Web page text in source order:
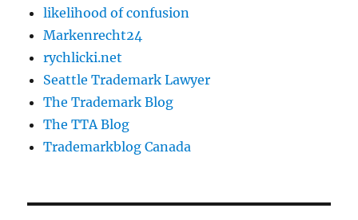
likelihood of confusion
Markenrecht24
rychlicki.net
Seattle Trademark Lawyer
The Trademark Blog
The TTA Blog
Trademarkblog Canada